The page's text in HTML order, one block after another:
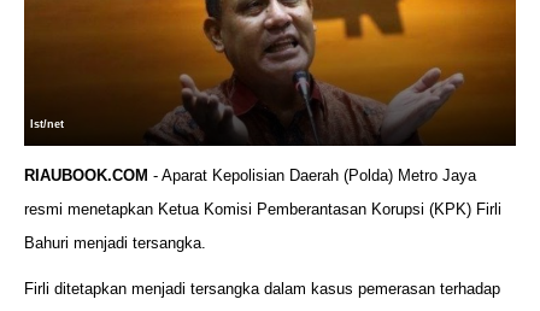
Ist/net
RIAUBOOK.COM - Aparat Kepolisian Daerah (Polda) Metro Jaya
resmi menetapkan Ketua Komisi Pemberantasan Korupsi (KPK) Firli
Bahuri menjadi tersangka.
Firli ditetapkan menjadi tersangka dalam kasus pemerasan terhadap